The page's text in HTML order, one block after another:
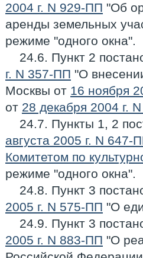
2004 г. N 929-ПП "Об
аренды земельных
режиме "одного окна".
24.6. Пункт 2
г. N 357-ПП "О
Москвы от 16 ноября
от 28 декабря 2004 г.
24.7. Пункты 1, 2
августа 2005 г. N 647-
Комитетом по
режиме "одного окна".
24.8. Пункт 3
2005 г. N 575-ПП "О
24.9. Пункт 3
2005 г. N 883-ПП "О